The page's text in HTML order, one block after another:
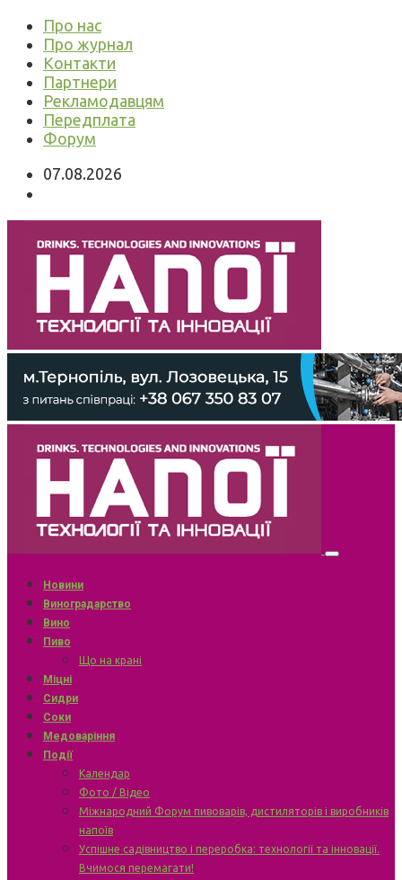
Про нас
Про журнал
Контакти
Партнери
Рекламодавцям
Передплата
Форум
07.08.2026
Новини
Виноградарство
Вино
Пиво
Що на крані
Міцні
Сидри
Соки
Медоваріння
Події
Календар
Фото / Відео
Міжнародний Форум пивоварів, дистиляторів і виробників
напоїв
Успішне садівництво і переробка: технології та інновації.
Вчимося перемагати!